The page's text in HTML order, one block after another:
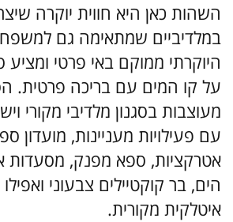
השהות כאן היא חווית יוקרה
במלדיביים שמתאימה גם
היוקרתי ממוקם באי פרטי ומציע
על קו המים עם בריכה פרטית.
מעוצבות בסגנון מלדיבי מקורי
עם פעילויות מעניינות, מועדון
אטרקציות, ספא מפנק, מסעדות
הים, בר קוקטיילים צבעוני ואפילו
איטלקית מקורית.